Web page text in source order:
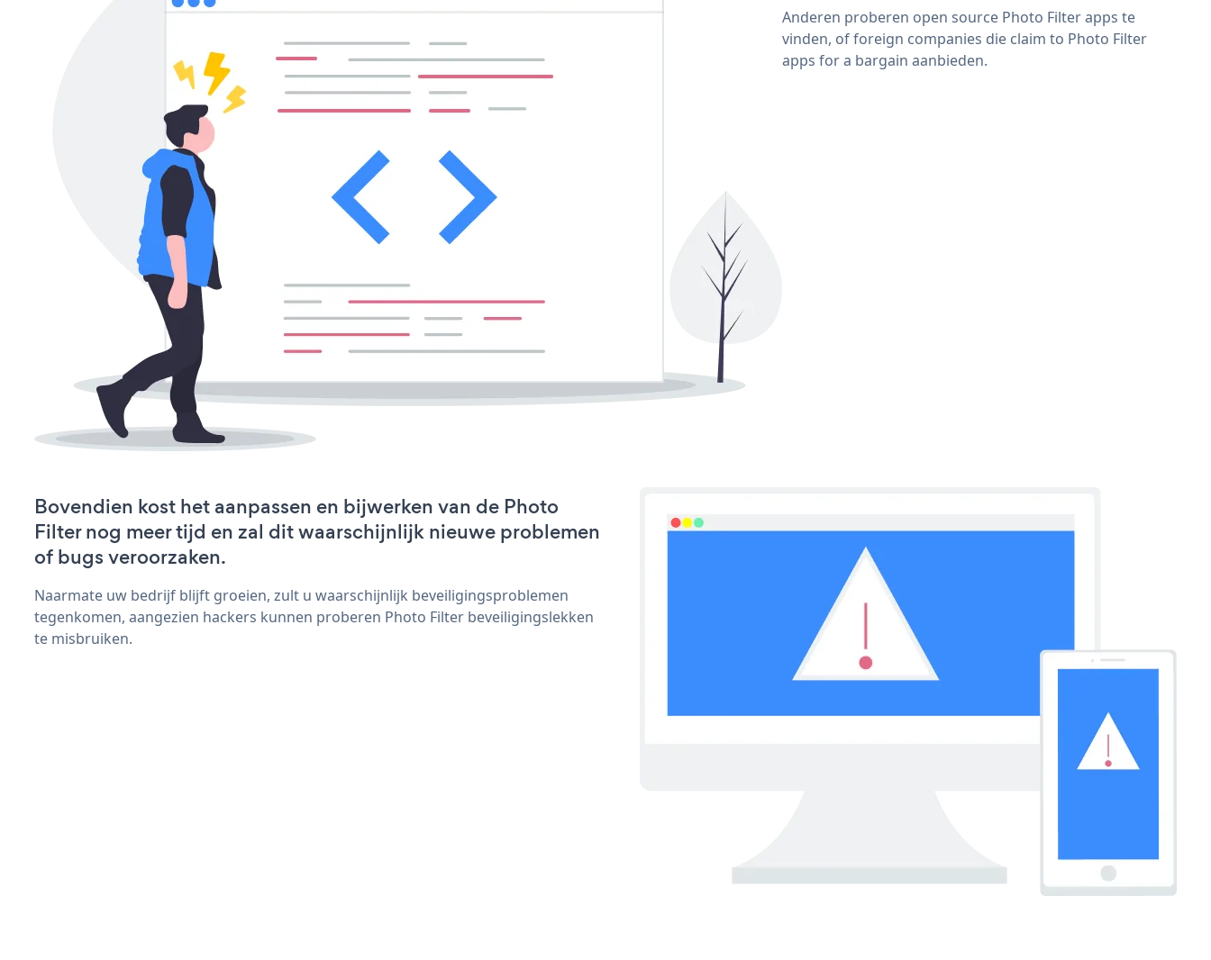
Anderen proberen open source Photo Filter apps te
vinden, of foreign companies die claim to Photo Filter
apps for a bargain aanbieden.
Bovendien kost het aanpassen en bijwerken van de Photo
Filter nog meer tijd en zal dit waarschijnlijk nieuwe problemen
of bugs veroorzaken.
Naarmate uw bedrijf blijft groeien, zult u waarschijnlijk beveiligingsproblemen
tegenkomen, aangezien hackers kunnen proberen Photo Filter beveiligingslekken
te misbruiken.